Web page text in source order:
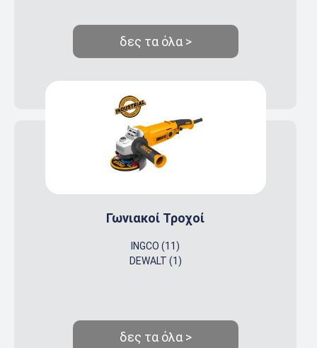
δες τα όλα >
Γωνιακοί Τροχοί
INGCO (11)
DEWALT (1)
δες τα όλα >